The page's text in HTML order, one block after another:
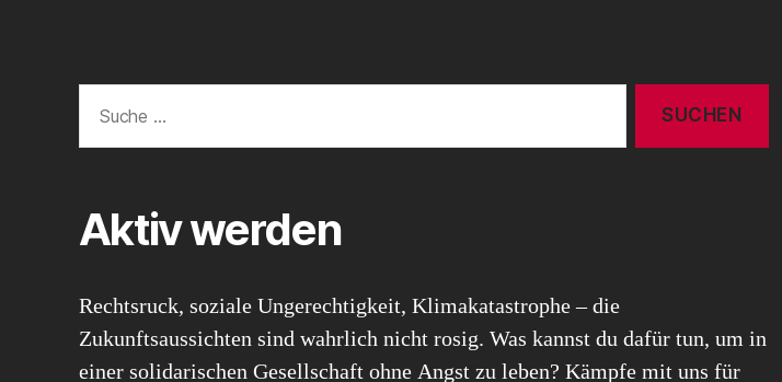
nach:
Aktiv werden
Rechtsruck, soziale Ungerechtigkeit, Klimakatastrophe – die
Zukunftsaussichten sind wahrlich nicht rosig. Was kannst du dafür tun, um in
einer solidarischen Gesellschaft ohne Angst zu leben? Kämpfe mit uns für